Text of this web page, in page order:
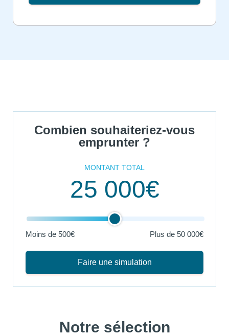
Combien souhaiteriez-vous
emprunter ?
MONTANT TOTAL
25 000€
Moins de 500€ Plus de 50 000€
Faire une simulation
Notre sélection